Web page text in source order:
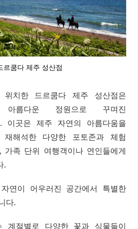
쿰다 제주 성산점
위치한 드르쿰다 제주 성산점은
름다운 정원으로 꾸며진
. 이곳은 제주 자연의 아름다움을
재해석한 다양한 포토존과 체험
가족 단위 여행객이나 연인들에게
.
연이 어우러진 공간에서 특별한
다.
계절별로 다양한 꽃과 식물들이